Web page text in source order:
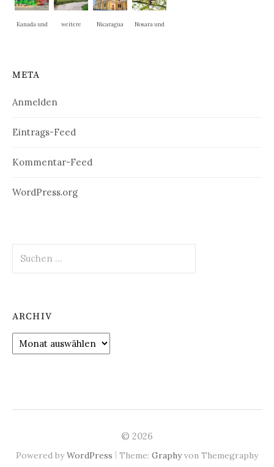
Kanada und
weitere
Nicaragua
Nosara und
META
Anmelden
Eintrags-Feed
Kommentar-Feed
WordPress.org
nach:
ARCHIV
Archiv
© 2026
Powered byWordPress | Theme: Graphyvon Themegraphy